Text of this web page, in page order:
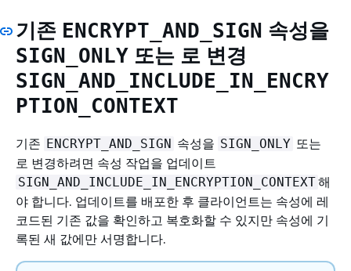
기존 ENCRYPT_AND_SIGN 속성을
SIGN_ONLY 또는 로 변경
SIGN_AND_INCLUDE_IN_ENCRY
PTION_CONTEXT
기존 ENCRYPT_AND_SIGN 속성을 SIGN_ONLY 또는
로 변경하려면 속성 작업을 업데이트
SIGN_AND_INCLUDE_IN_ENCRYPTION_CONTEXT해
야 합니다. 업데이트를 배포한 후 클라이언트는 속성에 레
코드된 기존 값을 확인하고 복호화할 수 있지만 속성에 기
록된 새 값에만 서명합니다.